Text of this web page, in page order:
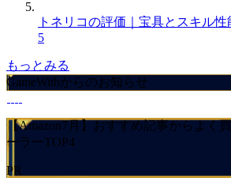
トネリコの評価｜宝具とスキル性
5
もっとみる
GameWithからのお知らせ
【Amazon7月】おすすめ記事からよく
ーラーTOP4
PR